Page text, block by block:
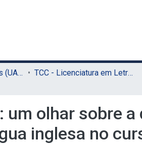
Licenciatura em Letras (UAST)
TCC - Licenciatura em Letras (UAST)
olhar sobre a
inglesa no